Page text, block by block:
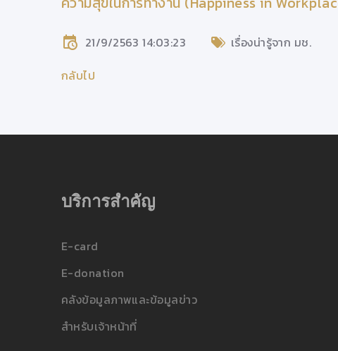
21/9/2563 14:03:23 เรื่องน่ารู้จาก มช.
กลับไป
บริการสำคัญ
E-card
E-donation
คลังข้อมูลภาพและข้อมูลข่าว
สำหรับเจ้าหน้าที่